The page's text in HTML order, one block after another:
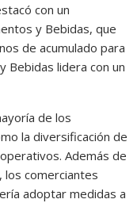
con un
y Bebidas, que
de acumulado para
Bebidas lidera con un
de los
la diversificación de
Además de
los comerciantes
adoptar medidas a